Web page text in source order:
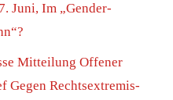
Juni, Im „Gen­der-
Mit­tei­lung Offe­ner
Gegen Rechts­extre­mis­